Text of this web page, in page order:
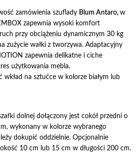
zamówienia szuflady Blum Antaro, w
zapewnia wysoki komfort
przy obciążeniu dynamicznym 30 kg
zużycie wałki z tworzywa. Adaptacyjny
zapewnia delikatne i ciche
użytkowania mebla.
wkład na sztućce w kolorze białym lub
dolnej dołączony jest cokół przedni o
wykonany w kolorze wybranego
dokupić oddzielnie. Opcjonalnie
10 cm lub 15 cm w długości 200 cm.